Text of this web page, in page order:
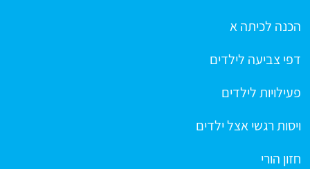
הכנה לכיתה א
דפי צביעה לילדים
פעילויות לילדים
ויסות רגשי אצל ילדים
חזון הורי